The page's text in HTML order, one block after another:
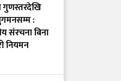
:
संरचना बिना
नियमन